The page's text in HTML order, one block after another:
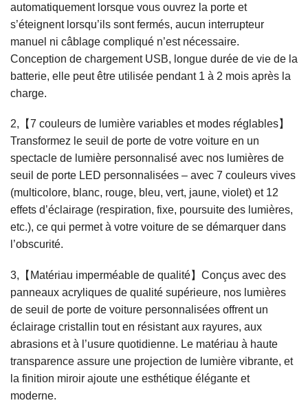
automatiquement lorsque vous ouvrez la porte et
s’éteignent lorsqu’ils sont fermés, aucun interrupteur
manuel ni câblage compliqué n’est nécessaire.
Conception de chargement USB, longue durée de vie de la
batterie, elle peut être utilisée pendant 1 à 2 mois après la
charge.
2,【7 couleurs de lumière variables et modes réglables】
Transformez le seuil de porte de votre voiture en un
spectacle de lumière personnalisé avec nos lumières de
seuil de porte LED personnalisées – avec 7 couleurs vives
(multicolore, blanc, rouge, bleu, vert, jaune, violet) et 12
effets d’éclairage (respiration, fixe, poursuite des lumières,
etc.), ce qui permet à votre voiture de se démarquer dans
l’obscurité.
3,【Matériau imperméable de qualité】Conçus avec des
panneaux acryliques de qualité supérieure, nos lumières
de seuil de porte de voiture personnalisées offrent un
éclairage cristallin tout en résistant aux rayures, aux
abrasions et à l’usure quotidienne. Le matériau à haute
transparence assure une projection de lumière vibrante, et
la finition miroir ajoute une esthétique élégante et
moderne.